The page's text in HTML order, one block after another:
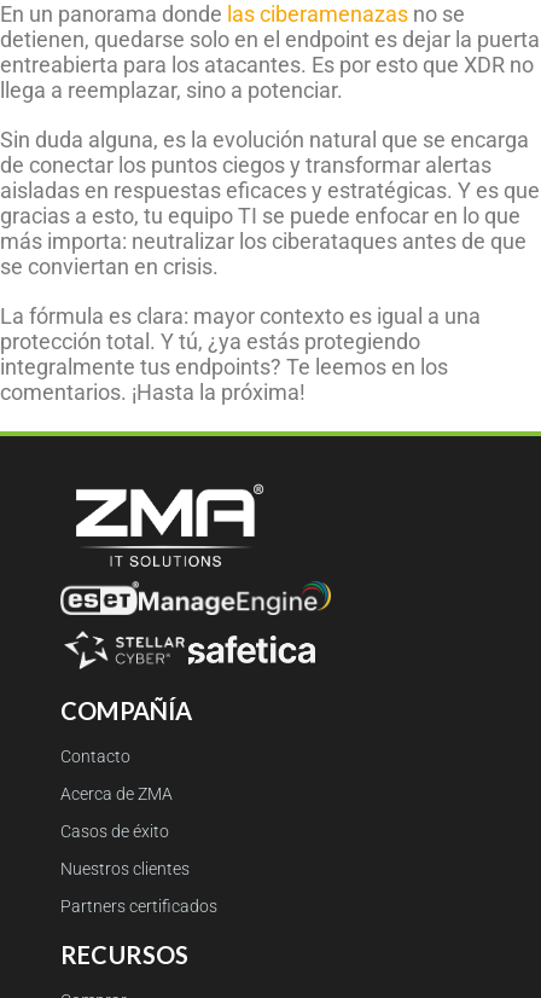
En un panorama donde las ciberamenazas no se
detienen, quedarse solo en el endpoint es dejar la puerta
entreabierta para los atacantes. Es por esto que XDR no
llega a reemplazar, sino a potenciar.
Sin duda alguna, es la evolución natural que se encarga
de conectar los puntos ciegos y transformar alertas
aisladas en respuestas eficaces y estratégicas. Y es que
gracias a esto, tu equipo TI se puede enfocar en lo que
más importa: neutralizar los ciberataques antes de que
se conviertan en crisis.
La fórmula es clara: mayor contexto es igual a una
protección total. Y tú, ¿ya estás protegiendo
integralmente tus endpoints? Te leemos en los
comentarios. ¡Hasta la próxima!
COMPAÑÍA
Contacto
Acerca de ZMA
Casos de éxito
Nuestros clientes
Partners certificados
RECURSOS